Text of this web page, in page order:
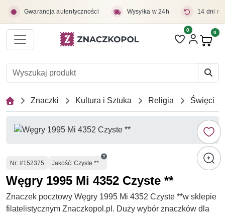
Gwarancja autentyczności Wysyłka w 24h 14 dni
Liczba pozycji
0 0
Znaczki Kultura i Sztuka Religia Święci
Numer
Nr: #152375 Jakość: Czyste **
Węgry 1995 Mi 4352 Czyste **
Znaczek pocztowy Węgry 1995 Mi 4352 Czyste **w sklepie
filatelistycznym Znaczkopol.pl. Duży wybór znaczków dla